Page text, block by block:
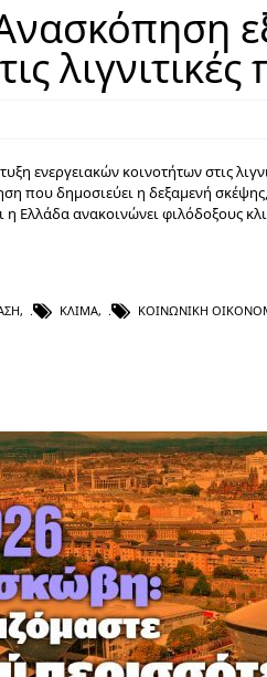
ενεργειακών κοινοτήτων στις
που δημοσιεύει η δεξαμενή
Ελλάδα ανακοινώνει φιλόδοξους
, ΚΛΊΜΑ, ΚΟΙΝΩΝΙΚΉ